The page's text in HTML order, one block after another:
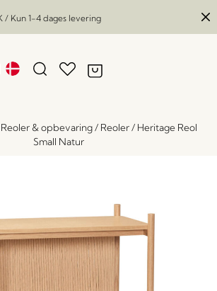
/ Kun 1-4 dages levering
Reoler & opbevaring/ Reoler/ Heritage Reol
Small Natur